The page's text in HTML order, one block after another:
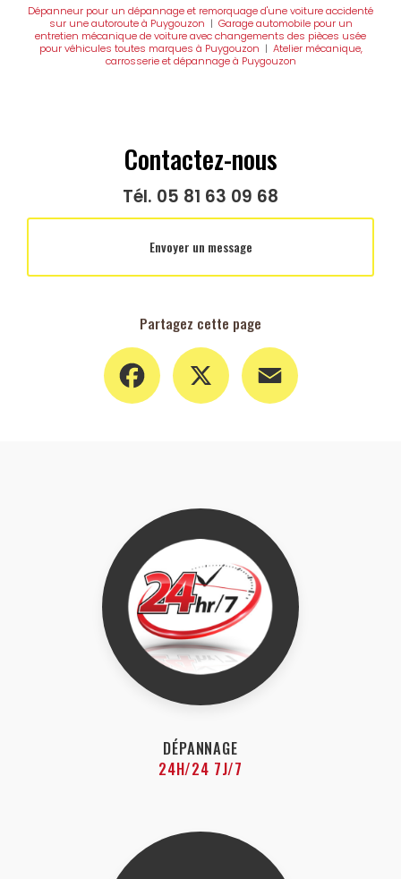
Dépanneur pour un dépannage et remorquage d'une voiture accidenté
sur une autoroute à Puygouzon | Garage automobile pour un
entretien mécanique de voiture avec changements des pièces usée
pour véhicules toutes marques à Puygouzon | Atelier mécanique,
carrosserie et dépannage à Puygouzon
Contactez-nous
Tél. 05 81 63 09 68
Envoyer un message
Partagez cette page
Facebook
DÉPANNAGE
24H/24 7J/7